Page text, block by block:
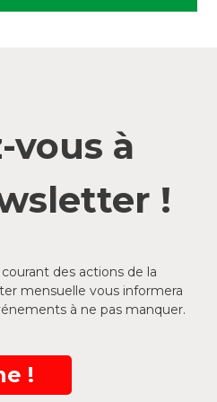
vous à
!
des actions de la
mensuelle vous informera
à ne pas manquer.
!